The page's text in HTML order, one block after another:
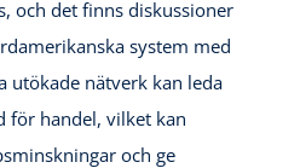
och det finns diskussioner
system med
utökade nätverk kan leda
för handel, vilket kan
och ge